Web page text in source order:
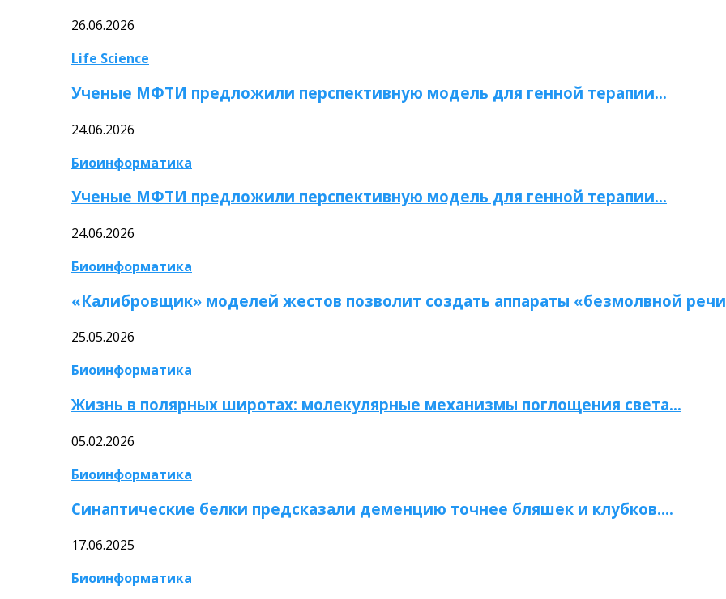
26.06.2026
Life Science
Ученые МФТИ предложили перспективную модель для генной терапии…
24.06.2026
Биоинформатика
Ученые МФТИ предложили перспективную модель для генной терапии…
24.06.2026
Биоинформатика
«Калибровщик» моделей жестов позволит создать аппараты «безмолвной
25.05.2026
Биоинформатика
Жизнь в полярных широтах: молекулярные механизмы поглощения света…
05.02.2026
Биоинформатика
Синаптические белки предсказали деменцию точнее бляшек и клубков….
17.06.2025
Биоинформатика